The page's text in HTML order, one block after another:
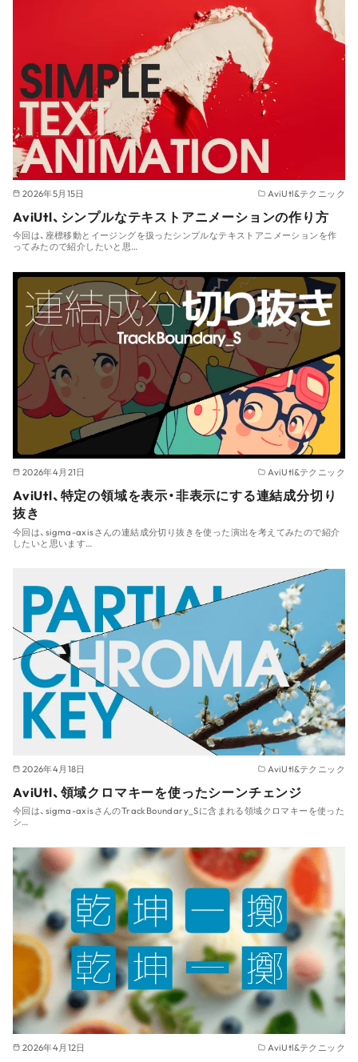
2026年5月15日 AviUtl&テクニック
AviUtl、シンプルなテキストアニメーションの作り方
今回は、座標移動とイージングを扱ったシンプルなテキストアニメーションを作
ってみたので紹介したいと思…
2026年4月21日 AviUtl&テクニック
AviUtl、特定の領域を表示・非表示にする連結成分切り
抜き
今回は、sigma-axisさんの連結成分切り抜きを使った演出を考えてみたので紹介
したいと思います…
2026年4月18日 AviUtl&テクニック
AviUtl、領域クロマキーを使ったシーンチェンジ
今回は、sigma-axisさんのTrackBoundary_Sに含まれる領域クロマキーを使った
シ…
2026年4月12日 AviUtl&テクニック